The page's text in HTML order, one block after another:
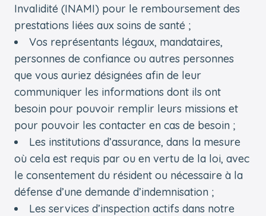
Invalidité (INAMI) pour le remboursement des
prestations liées aux soins de santé ;
Vos représentants légaux, mandataires,
personnes de confiance ou autres personnes
que vous auriez désignées afin de leur
communiquer les informations dont ils ont
besoin pour pouvoir remplir leurs missions et
pour pouvoir les contacter en cas de besoin ;
Les institutions d’assurance, dans la mesure
où cela est requis par ou en vertu de la loi, avec
le consentement du résident ou nécessaire à la
défense d’une demande d’indemnisation ;
Les services d’inspection actifs dans notre